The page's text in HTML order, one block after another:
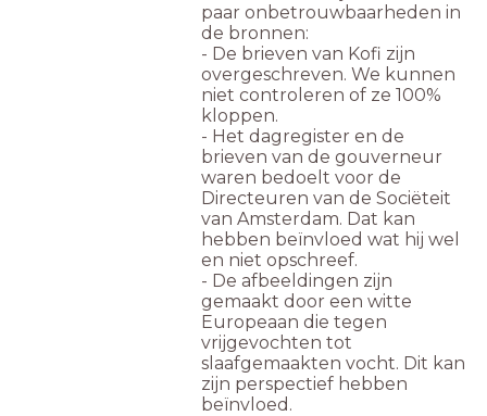
paar onbetrouwbaarheden in
de bronnen:
- De brieven van Kofi zijn
overgeschreven. We kunnen
niet controleren of ze 100%
kloppen.
- Het dagregister en de
brieven van de gouverneur
waren bedoelt voor de
Directeuren van de Sociëteit
van Amsterdam. Dat kan
hebben beïnvloed wat hij wel
en niet opschreef.
- De afbeeldingen zijn
gemaakt door een witte
Europeaan die tegen
vrijgevochten tot
slaafgemaakten vocht. Dit kan
zijn perspectief hebben
beïnvloed.